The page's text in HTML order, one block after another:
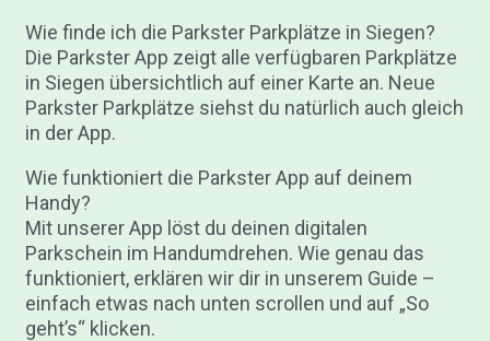
Wie finde ich die Parkster Parkplätze in Siegen?
Die Parkster App zeigt alle verfügbaren Parkplätze
in Siegen übersichtlich auf einer Karte an. Neue
Parkster Parkplätze siehst du natürlich auch gleich
in der App.
Wie funktioniert die Parkster App auf deinem
Handy?
Mit unserer App löst du deinen digitalen
Parkschein im Handumdrehen. Wie genau das
funktioniert, erklären wir dir in unserem Guide –
einfach etwas nach unten scrollen und auf „So
geht’s“ klicken.